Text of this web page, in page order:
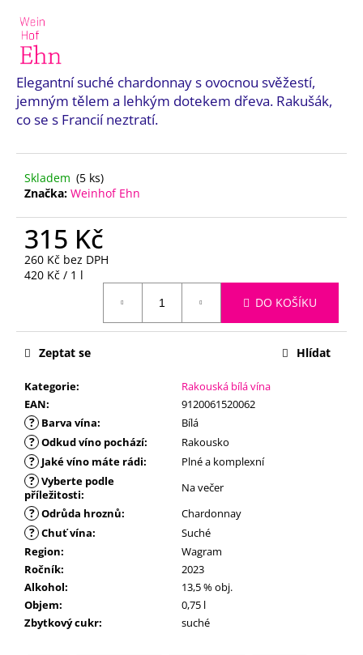
Elegantní suché chardonnay s ovocnou svěžestí,
jemným tělem a lehkým dotekem dřeva. Rakušák,
co se s Francií neztratí.
Skladem (5 ks)
Značka: Weinhof Ehn
315 Kč
260 Kč bez DPH
Měrná
420 Kč / 1 l
DO KOŠÍKU
Kategorie:
Rakouská bílá vína
EAN: 9120061520062
? Barva vína: Bílá
? Odkud víno pochází: Rakousko
? Jaké víno máte rádi: Plné a komplexní
? Vyberte podle
příležitosti: Na večer
? Odrůda hroznů: Chardonnay
? Chuť vína:
Suché
Region:
Wagram
Ročník:
2023
Alkohol:
13,5 % obj.
Objem:
0,75 l
Zbytkový cukr: suché
Zeptat se Hlídat
a
j
í
t
?
HLEDAT
D
o
r
u
u
e
m
e